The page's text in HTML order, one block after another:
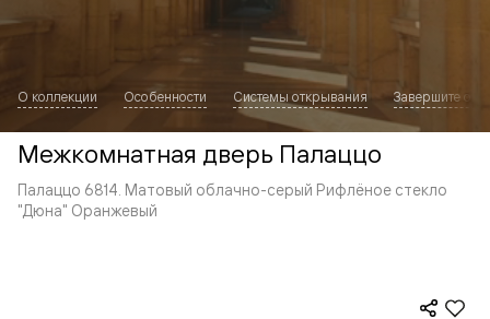
О коллекции Особенности Системы открывания Завершите
Межкомнатная дверь Палаццо
Палаццо 6814. Матовый облачно-серый Рифлёное стекло
"Дюна" Оранжевый